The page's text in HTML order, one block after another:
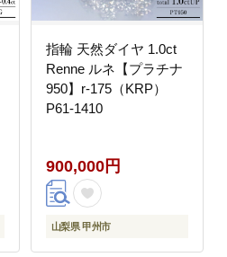
指輪 天然ダイヤ 1.0ct
Renne ルネ【プラチナ
950】r-175（KRP）
P61-1410
900,000円
山梨県 甲州市